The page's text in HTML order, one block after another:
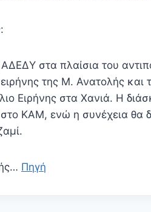
στα πλαίσια του
της Μ. Ανατολής και
Ειρήνης στα Χανιά. Η
ΚΑΜ, ενώ η συνέχεια θα
Πηγή